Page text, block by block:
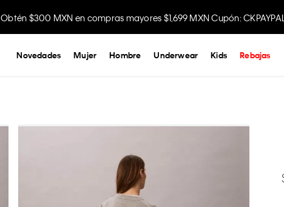
Obtén $300 MXN en compras mayores $1,699 MXN Cupón: CKPAYPAL
Disfruta envío gratis comprando en la app.
Novedades Mujer Hombre Underwear Kids Rebajas